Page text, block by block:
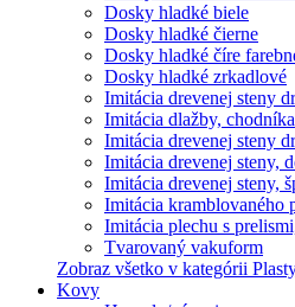
Dosky hladké biele
Dosky hladké čierne
Dosky hladké číre
Dosky hladké zrkadlové
Imitácia drevenej steny
Imitácia dlažby, chodníka
Imitácia drevenej steny
Imitácia drevenej steny,
Imitácia drevenej steny,
Imitácia kramblovaného
Imitácia plechu s
Tvarovaný vakuform
Zobraz všetko v kategórii
Kovy